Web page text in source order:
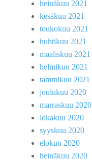
heinäkuu 2021
kesäkuu 2021
toukokuu 2021
huhtikuu 2021
maaliskuu 2021
helmikuu 2021
tammikuu 2021
joulukuu 2020
marraskuu 2020
lokakuu 2020
syyskuu 2020
elokuu 2020
heinäkuu 2020